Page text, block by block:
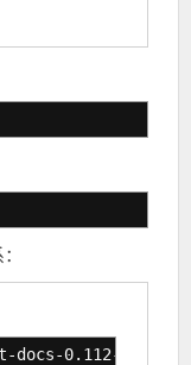
0.112-